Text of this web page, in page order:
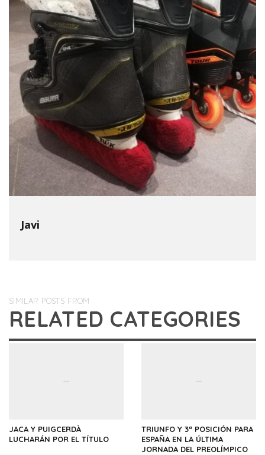
Javi
SIMILAR POSTS FROM
RELATED CATEGORIES
JACA Y PUIGCERDÀ
LUCHARÁN POR EL TÍTULO
TRIUNFO Y 3ª POSICIÓN PARA
ESPAÑA EN LA ÚLTIMA
JORNADA DEL PREOLÍMPICO